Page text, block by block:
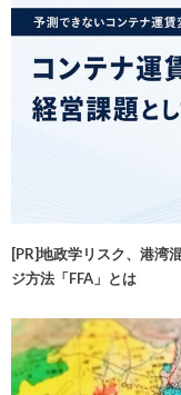
[PR]地政学リスク、港湾
ジ方法「FFA」とは